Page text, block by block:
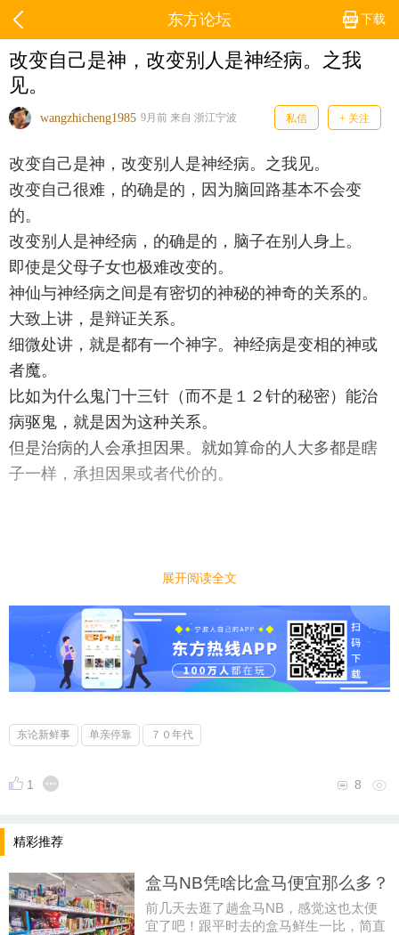
下载
东方论坛
改变自己是神，改变别人是神经病。之我
见。
wangzhicheng1985 9月前 来自 浙江宁波 私信 + 关注
改变自己是神，改变别人是神经病。之我见。
改变自己很难，的确是的，因为脑回路基本不会变
的。
改变别人是神经病，的确是的，脑子在别人身上。
即使是父母子女也极难改变的。
神仙与神经病之间是有密切的神秘的神奇的关系的。
大致上讲，是辩证关系。
细微处讲，就是都有一个神字。神经病是变相的神或
者魔。
比如为什么鬼门十三针（而不是１２针的秘密）能治
病驱鬼，就是因为这种关系。
但是治病的人会承担因果。就如算命的人大多都是瞎
子一样，承担因果或者代价的。
展开阅读全文
东论新鲜事 单亲停靠 ７０年代
1 8
精彩推荐
盒马NB凭啥比盒马便宜那么多？
前几天去逛了趟盒马NB，感觉这也太便
宜了吧！跟平时去的盒马鲜生一比，简直